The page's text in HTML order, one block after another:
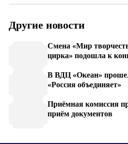
Другие новости
Смена «Мир
цирка» подошла к
В ВДЦ «Океан»
«Россия объединяет»
Приёмная комиссия
приём документов